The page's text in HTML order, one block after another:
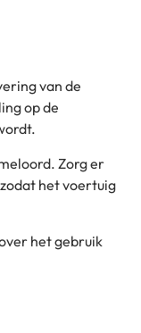
van de
op de
Zorg er
het voertuig
het gebruik